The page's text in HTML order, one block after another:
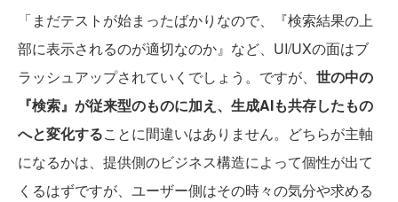
「まだテストが始まったばかりなので、『検索結果の上
部に表示されるのが適切なのか』など、UI/UXの面はブ
ラッシュアップされていくでしょう。ですが、 世の中の
『検索』が従来型のものに加え、生成AIも共存したもの
へと変化することに間違いはありません。どちらが主軸
になるかは、提供側のビジネス構造によって個性が出て
くるはずですが、ユーザー側はその時々の気分や求める